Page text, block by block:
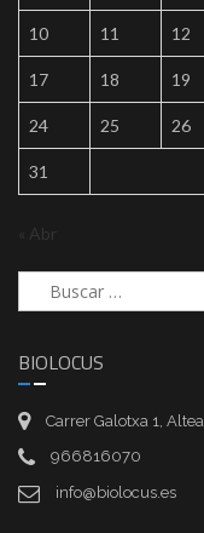
10 11 12
17 18 19
24 25 26
31
« Abr
Buscar:
BIOLOCUS
Carrer Galotxa 1, Altea
966816070
info@biolocus.es